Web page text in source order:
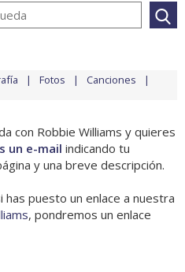
Fotos Canciones
con Robbie Williams y quieres
un e-mail indicando tu
y una breve descripción.
puesto un enlace a nuestra
, pondremos un enlace